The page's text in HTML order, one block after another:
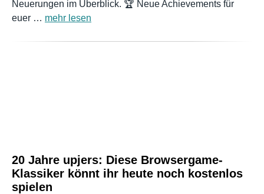
Neuerungen im Überblick. 🏆 Neue Achievements für
euer … mehr lesen
20 Jahre upjers: Diese Browsergame-
Klassiker könnt ihr heute noch kostenlos
spielen